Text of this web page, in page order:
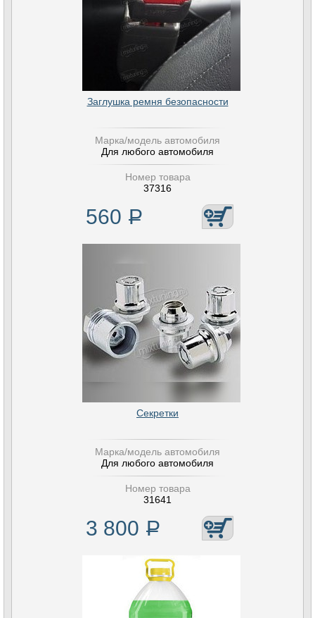
Заглушка ремня безопасности
Марка/модель автомобиля
Для любого автомобиля
Номер товара
37316
560 Р
Секретки
Марка/модель автомобиля
Для любого автомобиля
Номер товара
31641
3 800 Р